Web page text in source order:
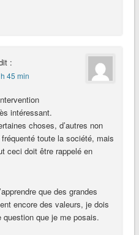
:
45 min
intéressant.
choses, d’autres non
toute la société, mais
ceci doit être rappelé en
que des grandes
encore des valeurs, je dois
question que je me posais.